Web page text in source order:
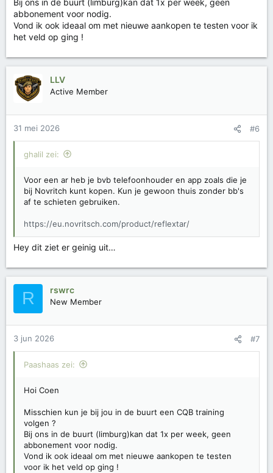
abbonement voor nodig.
Vond ik ook ideaal om met nieuwe aankopen te testen voor ik
het veld op ging !
LLV
Active Member
31 mei 2026 #6
ghalil zei:
Voor een ar heb je bvb telefoonhouder en app zoals die je
bij Novritch kunt kopen. Kun je gewoon thuis zonder bb's
af te schieten gebruiken.
https://eu.novritsch.com/product/reflextar/
Hey dit ziet er geinig uit…
R rswrc
New Member
3 jun 2026 #7
Paashaas zei:
Hoi Coen
Misschien kun je bij jou in de buurt een CQB training
volgen ?
Bij ons in de buurt (limburg)kan dat 1x per week, geen
abbonement voor nodig.
Vond ik ook ideaal om met nieuwe aankopen te testen
voor ik het veld op ging !